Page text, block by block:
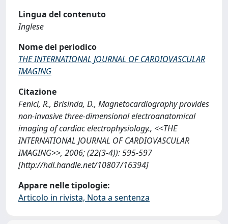
Lingua del contenuto
Inglese
Nome del periodico
THE INTERNATIONAL JOURNAL OF CARDIOVASCULAR
IMAGING
Citazione
Fenici, R., Brisinda, D., Magnetocardiography provides
non-invasive three-dimensional electroanatomical
imaging of cardiac electrophysiology., <<THE
INTERNATIONAL JOURNAL OF CARDIOVASCULAR
IMAGING>>, 2006; (22(3-4)): 595-597
[http://hdl.handle.net/10807/16394]
Appare nelle tipologie:
Articolo in rivista, Nota a sentenza